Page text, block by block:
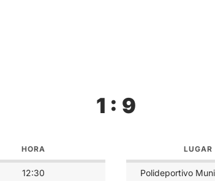
1 : 9
HORA
12:30
LUGAR
Polideportivo